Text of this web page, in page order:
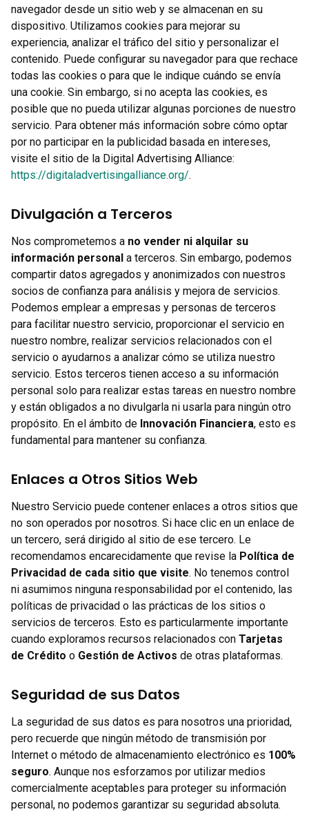
navegador desde un sitio web y se almacenan en su
dispositivo. Utilizamos cookies para mejorar su
experiencia, analizar el tráfico del sitio y personalizar el
contenido. Puede configurar su navegador para que rechace
todas las cookies o para que le indique cuándo se envía
una cookie. Sin embargo, si no acepta las cookies, es
posible que no pueda utilizar algunas porciones de nuestro
servicio. Para obtener más información sobre cómo optar
por no participar en la publicidad basada en intereses,
visite el sitio de la Digital Advertising Alliance:
https://digitaladvertisingalliance.org/.
Divulgación a Terceros
Nos comprometemos a no vender ni alquilar su
información personal a terceros. Sin embargo, podemos
compartir datos agregados y anonimizados con nuestros
socios de confianza para análisis y mejora de servicios.
Podemos emplear a empresas y personas de terceros
para facilitar nuestro servicio, proporcionar el servicio en
nuestro nombre, realizar servicios relacionados con el
servicio o ayudarnos a analizar cómo se utiliza nuestro
servicio. Estos terceros tienen acceso a su información
personal solo para realizar estas tareas en nuestro nombre
y están obligados a no divulgarla ni usarla para ningún otro
propósito. En el ámbito de Innovación Financiera, esto es
fundamental para mantener su confianza.
Enlaces a Otros Sitios Web
Nuestro Servicio puede contener enlaces a otros sitios que
no son operados por nosotros. Si hace clic en un enlace de
un tercero, será dirigido al sitio de ese tercero. Le
recomendamos encarecidamente que revise la Política de
Privacidad de cada sitio que visite. No tenemos control
ni asumimos ninguna responsabilidad por el contenido, las
políticas de privacidad o las prácticas de los sitios o
servicios de terceros. Esto es particularmente importante
cuando exploramos recursos relacionados con Tarjetas
de Crédito o Gestión de Activos de otras plataformas.
Seguridad de sus Datos
La seguridad de sus datos es para nosotros una prioridad,
pero recuerde que ningún método de transmisión por
Internet o método de almacenamiento electrónico es 100%
seguro. Aunque nos esforzamos por utilizar medios
comercialmente aceptables para proteger su información
personal, no podemos garantizar su seguridad absoluta.